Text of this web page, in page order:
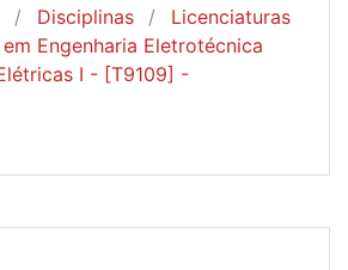
Disciplinas
Licenciaturas
Engenharia Eletrotécnica
I - [T9109] -